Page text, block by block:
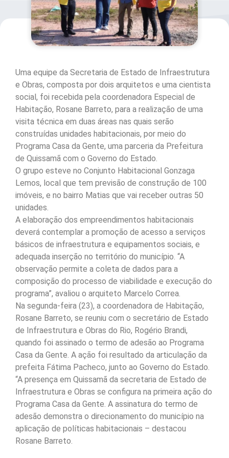
Uma equipe da Secretaria de Estado de Infraestrutura
e Obras, composta por dois arquitetos e uma cientista
social, foi recebida pela coordenadora Especial de
Habitação, Rosane Barreto, para a realização de uma
visita técnica em duas áreas nas quais serão
construídas unidades habitacionais, por meio do
Programa Casa da Gente, uma parceria da Prefeitura
de Quissamã com o Governo do Estado.
O grupo esteve no Conjunto Habitacional Gonzaga
Lemos, local que tem previsão de construção de 100
imóveis, e no bairro Matias que vai receber outras 50
unidades.
A elaboração dos empreendimentos habitacionais
deverá contemplar a promoção de acesso a serviços
básicos de infraestrutura e equipamentos sociais, e
adequada inserção no território do município. “A
observação permite a coleta de dados para a
composição do processo de viabilidade e execução do
programa”, avaliou o arquiteto Marcelo Correa.
Na segunda-feira (23), a coordenadora de Habitação,
Rosane Barreto, se reuniu com o secretário de Estado
de Infraestrutura e Obras do Rio, Rogério Brandi,
quando foi assinado o termo de adesão ao Programa
Casa da Gente. A ação foi resultado da articulação da
prefeita Fátima Pacheco, junto ao Governo do Estado.
“A presença em Quissamã da secretaria de Estado de
Infraestrutura e Obras se configura na primeira ação do
Programa Casa da Gente. A assinatura do termo de
adesão demonstra o direcionamento do município na
aplicação de políticas habitacionais – destacou
Rosane Barreto.